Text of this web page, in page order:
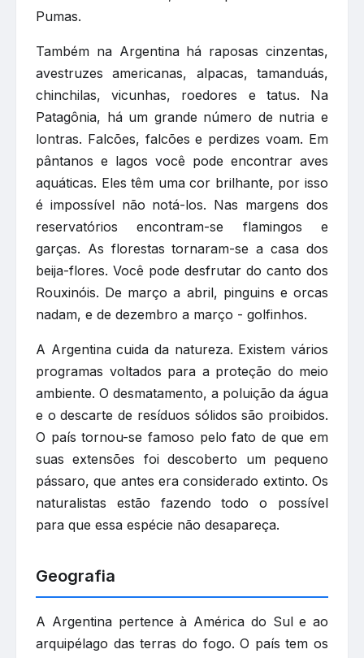
Pumas.
Também na Argentina há raposas cinzentas,
avestruzes americanas, alpacas, tamanduás,
chinchilas, vicunhas, roedores e tatus. Na
Patagônia, há um grande número de nutria e
lontras. Falcões, falcões e perdizes voam. Em
pântanos e lagos você pode encontrar aves
aquáticas. Eles têm uma cor brilhante, por isso
é impossível não notá-los. Nas margens dos
reservatórios encontram-se flamingos e
garças. As florestas tornaram-se a casa dos
beija-flores. Você pode desfrutar do canto dos
Rouxinóis. De março a abril, pinguins e orcas
nadam, e de dezembro a março - golfinhos.
A Argentina cuida da natureza. Existem vários
programas voltados para a proteção do meio
ambiente. O desmatamento, a poluição da água
e o descarte de resíduos sólidos são proibidos.
O país tornou-se famoso pelo fato de que em
suas extensões foi descoberto um pequeno
pássaro, que antes era considerado extinto. Os
naturalistas estão fazendo todo o possível
para que essa espécie não desapareça.
Geografia
A Argentina pertence à América do Sul e ao
arquipélago das terras do fogo. O país tem os